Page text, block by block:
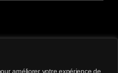
améliorer votre expérience de